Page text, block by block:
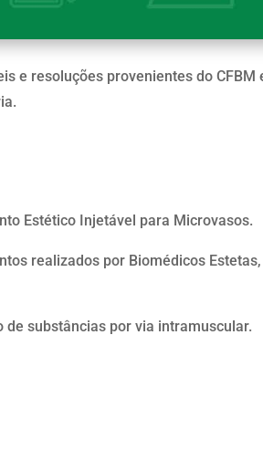
e resoluções provenientes do CFBM
Estético Injetável para Microvasos.
realizados por Biomédicos
de substâncias por via intramuscular.